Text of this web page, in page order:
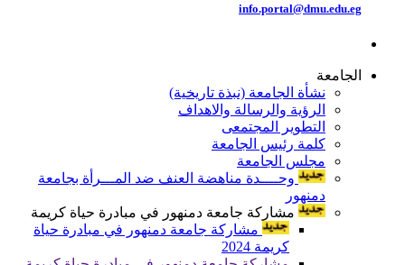
info.portal@dmu.edu.eg
الجامعة
نشأة الجامعة (نبذة تاريخية)
الرؤية والرسالة والاهداف
التطوير المجتمعى
كلمة رئيس الجامعة
مجلس الجامعة
وحــــدة مناهضة العنف ضد المـــرأة بجامعة
دمنهور
مشاركة جامعة دمنهور في مبادرة حياة كريمة
مشاركة جامعة دمنهور في مبادرة حياة
كريمة 2024